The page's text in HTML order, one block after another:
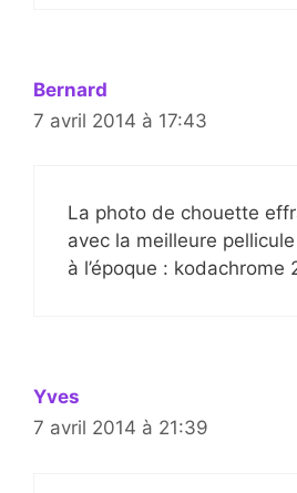
Bernard
7 avril 2014 à 17:43
La photo de chouette
avec la meilleure
à l’époque : kodachrome
Yves
7 avril 2014 à 21:39